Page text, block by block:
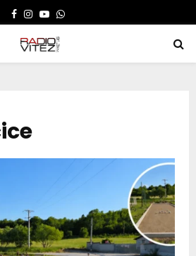
FACEBOOK
INSTAGRAM
YOUTUBE
WHATSAPP